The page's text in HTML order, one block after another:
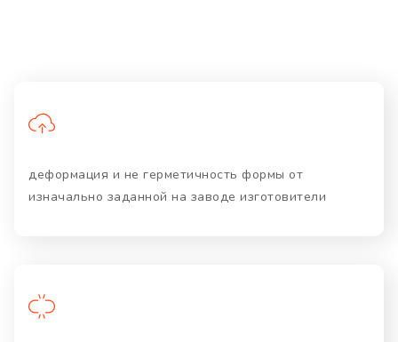
деформация и не герметичность формы от
изначально заданной на заводе изготовители